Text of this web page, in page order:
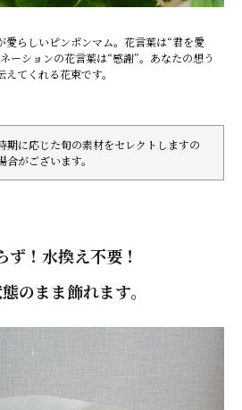
愛らしいピンポンマム。花言葉は“君を愛
ーションの花言葉は“感謝”。あなたの想う
てくれる花束です。
に応じた旬の素材をセレクトしますの
がございます。
ず！水換え不要！
のまま飾れます。